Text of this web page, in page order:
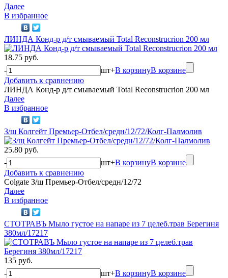
Далее
В избранное
ЛИНДА Конд-р д/т смываемый Total Reconstrucrion 200 мл
18.75 руб.
-
шт+В корзинуВ корзине
Добавить к сравнению
ЛИНДА Конд-р д/т смываемый Total Reconstrucrion 200 мл
Далее
В избранное
З/щ Колгейт Премьер-Отбел/средн/12/72/Колг-Палмолив
25.80 руб.
-
шт+В корзинуВ корзине
Добавить к сравнению
Colgate З/щ Премьер-Отбел/средн/12/72
Далее
В избранное
СТОТРАВЪ Мыло густое на напаре из 7 целеб.трав Берегиня
380мл/17217
135 руб.
-
шт+В корзинуВ корзине